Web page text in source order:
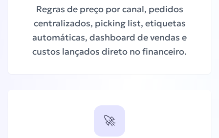
Regras de preço por canal, pedidos
centralizados, picking list, etiquetas
automáticas, dashboard de vendas e
custos lançados direto no financeiro.
🚀